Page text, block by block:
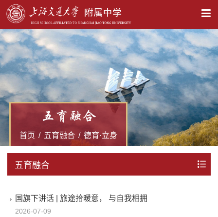
X
五育融合
首页 / 五育融合 / 德育·立身
五育融合
国旗下讲话 | 旅途拾暖意， 与自我相拥
2026-07-09